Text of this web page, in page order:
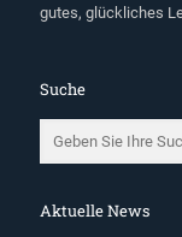
gutes, glückliches
Suche
Aktuelle News